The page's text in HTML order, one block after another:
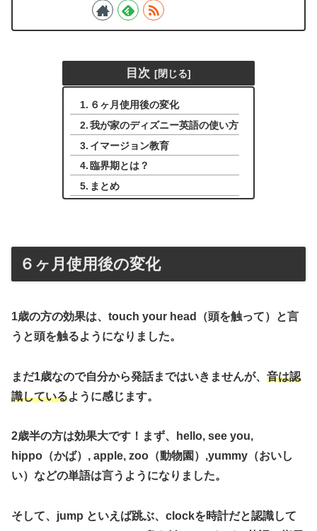
目次
６ヶ月使用後の変化
我が家のディズニー英語の使い方
イマージョン教育
臨界期とは？
まとめ
６ヶ月使用後の変化
1歳の方の効果は、 touch your head（頭を触って）と言
うと頭を触るようになりました。
まだ1歳なので自分から発話まではいきませんが、 音は認
識しているように感じます。
2歳半の方は効果大です！まず、
hello, see you,
hippo（かば）, apple, zoo（動物園）,yummy（おいし
い） などの単語は言うようになりました。
そして、 jump といえば跳ぶ、clockを時計だと認識して